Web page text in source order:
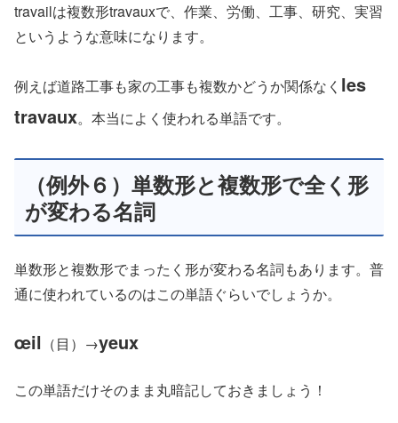
travailは複数形travauxで、作業、労働、工事、研究、実習
というような意味になります。
例えば道路工事も家の工事も複数かどうか関係なく les
travaux。本当によく使われる単語です。
（例外６）単数形と複数形で全く形
が変わる名詞
単数形と複数形でまったく形が変わる名詞もあります。普
通に使われているのはこの単語ぐらいでしょうか。
œil （目）→yeux
この単語だけそのまま丸暗記しておきましょう！